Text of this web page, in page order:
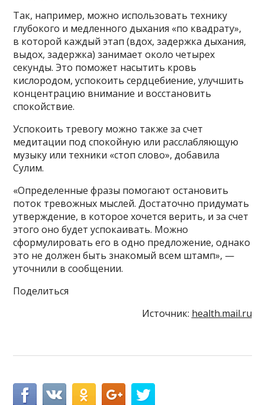
Так, например, можно использовать технику
глубокого и медленного дыхания «по квадрату»,
в которой каждый этап (вдох, задержка дыхания,
выдох, задержка) занимает около четырех
секунды. Это поможет насытить кровь
кислородом, успокоить сердцебиение, улучшить
концентрацию внимание и восстановить
спокойствие.
Успокоить тревогу можно также за счет
медитации под спокойную или расслабляющую
музыку или техники «стоп слово», добавила
Сулим.
«Определенные фразы помогают остановить
поток тревожных мыслей. Достаточно придумать
утверждение, в которое хочется верить, и за счет
этого оно будет успокаивать. Можно
сформулировать его в одно предложение, однако
это не должен быть знакомый всем штамп», —
уточнили в сообщении.
Поделиться
Источник: health.mail.ru